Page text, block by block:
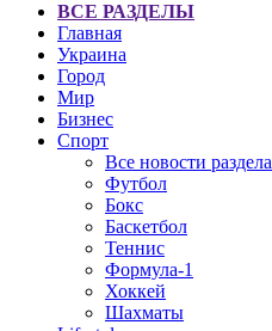
ВСЕ РАЗДЕЛЫ
Главная
Украина
Город
Мир
Бизнес
Спорт
Все новости раздела
Футбол
Бокс
Баскетбол
Теннис
Формула-1
Хоккей
Шахматы